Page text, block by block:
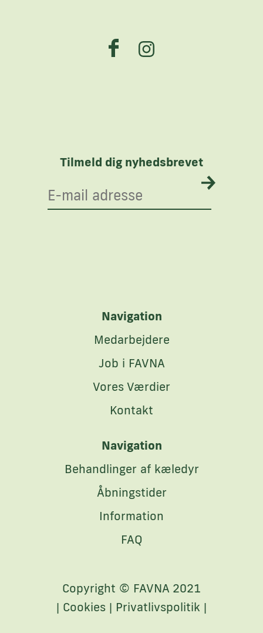
Tilmeld dig nyhedsbrevet
Navigation
Medarbejdere
Job i FAVNA
Vores Værdier
Kontakt
Navigation
Behandlinger af kæledyr
Åbningstider
Information
FAQ
Copyright © FAVNA 2021
| Cookies | Privatlivspolitik |